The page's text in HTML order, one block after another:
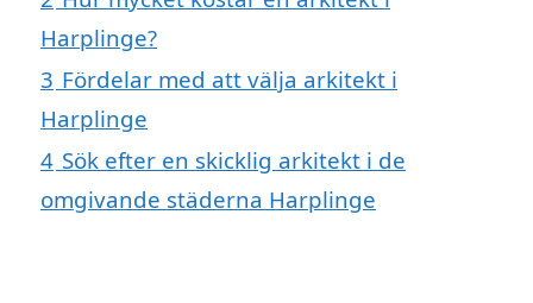
Harplinge?
3 Fördelar med att välja arkitekt i
Harplinge
4 Sök efter en skicklig arkitekt i de
omgivande städerna Harplinge